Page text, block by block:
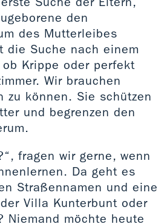
den
des Mutterleibes
die Suche nach einem
ob Krippe oder perfekt
Wir brauchen
zu können. Sie schützen
und begrenzen den
fragen wir gerne, wenn
Da geht es
Straßennamen und eine
Villa Kunterbunt oder
Niemand möchte heute